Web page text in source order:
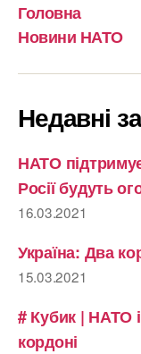
Головна
Новини НАТО
Недавні
НАТО
Росії будуть
16.03.2021
Україна: Два
15.03.2021
# Кубик | НАТО
кордоні